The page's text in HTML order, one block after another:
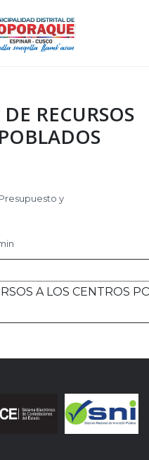
RECURSOS
y
A LOS CENTROS